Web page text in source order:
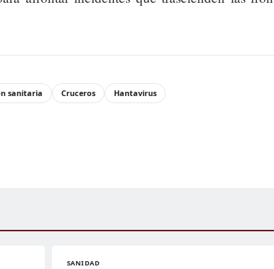
sanitaria Cruceros Hantavirus
SANIDAD